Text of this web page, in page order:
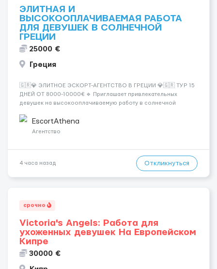
ЭЛИТНАЯ И
ВЫСОКООПЛАЧИВАЕМАЯ РАБОТА
ДЛЯ ДЕВУШЕК В СОЛНЕЧНОЙ
ГРЕЦИИ
25000 €
Греция
🇬🇷💎 ЭЛИТНОЕ ЭСКОРТ-АГЕНТСТВО В ГРЕЦИИ 💎🇬🇷 ТУР 15
ДНЕЙ ОТ 8000-10000€ 🔹 Приглашает привлекательных
девушек на высокооплачиваемую работу в солнечной
хорошие деньги 💶 — это предложение для тебя! 🔹
Требования: ✔️ Возраст от ...
EscortAthena
Агентство
4 часа назад Откликнуться
срочно
Victoria's Angels: Работа для
ухоженных девушек На Европейском
Кипре
30000 €